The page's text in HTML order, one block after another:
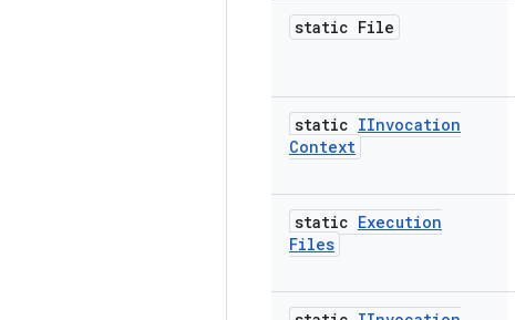
static File
static IInvocation
Context
static Execution
Files